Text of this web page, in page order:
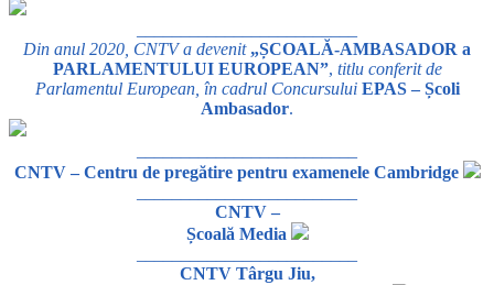
Din anul 2020, CNTV a devenit „ȘCOALĂ-AMBASADOR a
PARLAMENTULUI EUROPEAN”, titlu conferit de
Parlamentul European, în cadrul Concursului EPAS – Școli
Ambasador.
CNTV – Centru de pregătire pentru examenele Cambridge
CNTV –
Școală Media
CNTV Târgu Jiu,